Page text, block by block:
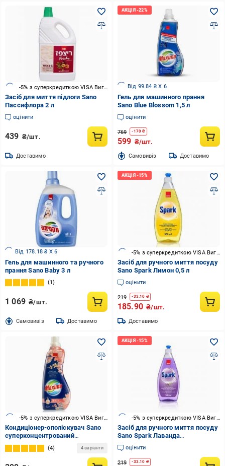
-5% з суперкредиткою VISA Вигода
Засіб для миття підлоги Sano
Пассифлора 2 л
оцінити
439 ₴/шт.
Доставимо
Від 99.84 ₴ X 6
Гель для машинного прання
Sano Blue Blossom 1,5 л
оцінити
769 -170 ₴
599 ₴/шт.
Cамовивіз Доставимо
Від 178.18 ₴ X 6
Гель для машинного та ручного
прання Sano Baby 3 л
1
1 069 ₴/шт.
Cамовивіз Доставимо
Засіб для ручного миття посуду
Sano Spark Лимон 0,5 л
оцінити
219 -33.10 ₴
185.90 ₴/шт.
Доставимо
-5% з суперкредиткою VISA Вигода
Кондиціонер-ополіскувач Sano
суперконцентрований
парфумований Wild Pearl 1 л
4 4 варіанти
Засіб для ручного миття посуду
Sano Spark Лаванда
(7290005425875) 0,5 л
оцінити
219 -33.10 ₴